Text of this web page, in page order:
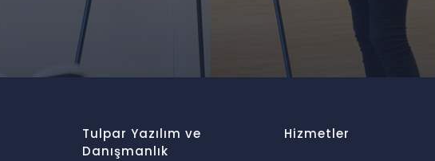
Tulpar Yazılım ve
Danışmanlık
Hizmetler